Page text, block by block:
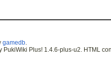
gamedb.
PukiWiki Plus! 1.4.6-plus-u2. HTML